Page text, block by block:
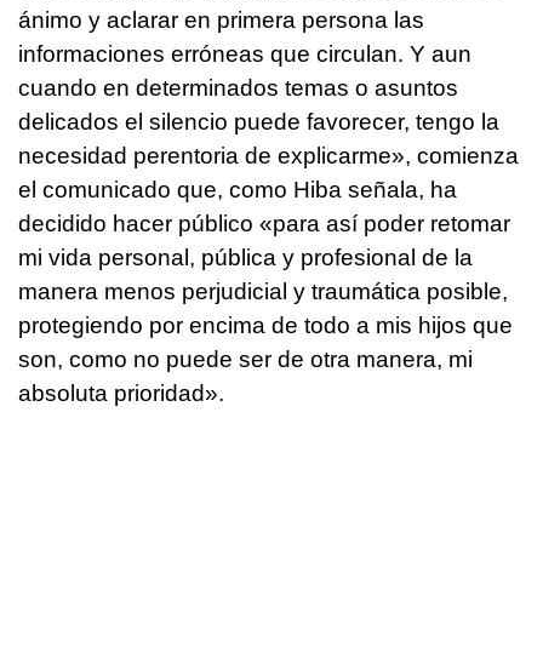
ánimo y aclarar en primera persona las
informaciones erróneas que circulan. Y aun
cuando en determinados temas o asuntos
delicados el silencio puede favorecer, tengo la
necesidad perentoria de explicarme», comienza
el comunicado que, como Hiba señala, ha
decidido hacer público «para así poder retomar
mi vida personal, pública y profesional de la
manera menos perjudicial y traumática posible,
protegiendo por encima de todo a mis hijos que
son, como no puede ser de otra manera, mi
absoluta prioridad».